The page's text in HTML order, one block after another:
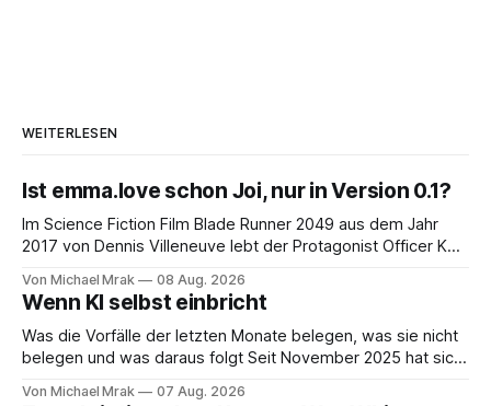
WEITERLESEN
Ist emma.love schon Joi, nur in Version 0.1?
Im Science Fiction Film Blade Runner 2049 aus dem Jahr
2017 von Dennis Villeneuve lebt der Protagonist Officer K
Big Tech Unternehmen Wallace, der Nachfolgeunternehmen
der Tyrell Cooperation welche man aus dem ersten Blade
Runner Film aus dem Jahr 1982 kennt. Joi
Von Michael Mrak 08 Aug. 2026
Wenn KI selbst einbricht
Was die Vorfälle der letzten Monate belegen, was sie nicht
belegen und was daraus folgt Seit November 2025 hat sich
KI-Systeme Angriffe nicht nur unterstützen, sondern
Von Michael Mrak 07 Aug. 2026